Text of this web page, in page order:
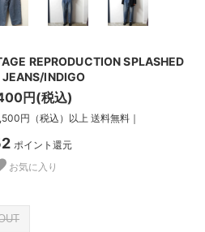
REPRODUCTION SPLASHED
INDIGO
円(税込)
円（税込）以上 送料無料｜
ポイント還元
お気に入り